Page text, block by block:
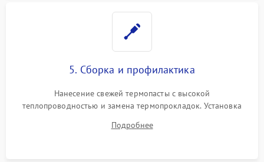
5. Сборка и профилактика
Нанесение свежей термопасты с высокой
теплопроводностью и замена термопрокладок. Установка
шлейфов, модулей памяти и накопителей. Предварительная
Подробнее